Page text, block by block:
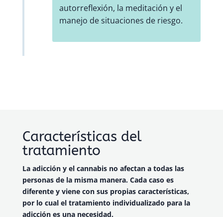
autorreflexión, la meditación y el
manejo de situaciones de riesgo.
Características del
tratamiento
La adicción y el cannabis no afectan a todas las
personas de la misma manera. Cada caso es
diferente y viene con sus propias características,
por lo cual el tratamiento individualizado para la
adicción es una necesidad.